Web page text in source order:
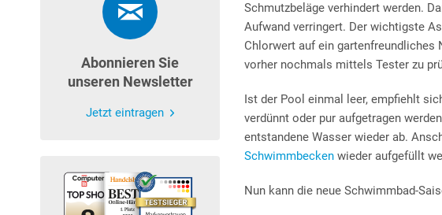
Abonnieren Sie
unseren Newsletter
Jetzt eintragen
Schmutzbeläge verhindert werden.
Aufwand verringert. Der wichtigste
Chlorwert auf ein gartenfreundliches
vorher nochmals mittels Tester zu
Ist der Pool einmal leer, empfiehlt
verdünnt oder pur aufgetragen
entstandene Wasser wieder ab.
Schwimmbecken wieder aufgefüllt
Nun kann die neue Schwimmbad-